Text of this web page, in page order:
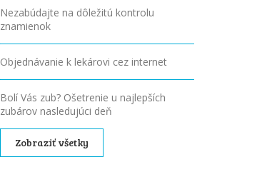
Nezabúdajte na dôležitú kontrolu
znamienok
Objednávanie k lekárovi cez internet
Bolí Vás zub? Ošetrenie u najlepších
zubárov nasledujúci deň
Zobraziť všetky